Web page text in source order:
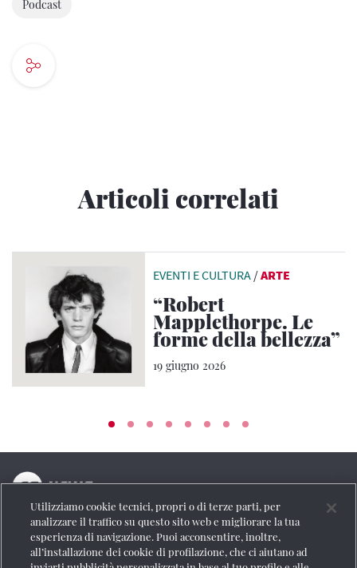
Podcast
Articoli correlati
EVENTI E CULTURA /ARTE
“Robert
Mapplethorpe. Le
forme della bellezza”
19 giugno 2026
La testata online del Gruppo FS Italiane
Social
Utilizziamo cookie tecnici, propri o di terze parti, per
analizzare il traffico su questo sito web e migliorare la tua
esperienza di navigazione. Puoi acconsentire, inoltre,
all’installazione dei cookie di profilazione, che ci aiutano ad